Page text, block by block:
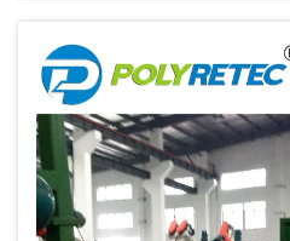
berbagai jenis plastik
polietilen tereftalat (PE...)